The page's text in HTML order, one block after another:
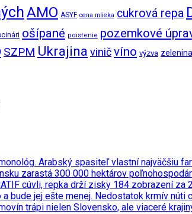
AMO ASYF cena mlieka cukrová repa
ošípané poistenie pozemkové
SZPM Ukrajina viničvíno výzva zelenina
Arabský spasiteľ vlastní najväčšiu
zarastá 300 000 hektárov
cúvli, repka drží zisky 184 zobrazení za
a bude jej ešte menej. Nedostatok krmív
trápi nielen Slovensko, ale viaceré